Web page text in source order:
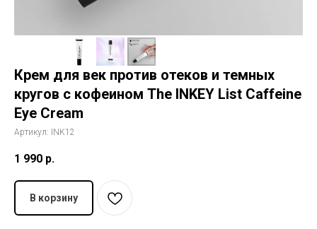
Крем для век против отеков и темных
кругов с кофеином The INKEY List Caffeine
Eye Cream
Артикул: INK12
1 990 р.
В корзину
Блог
Контакты